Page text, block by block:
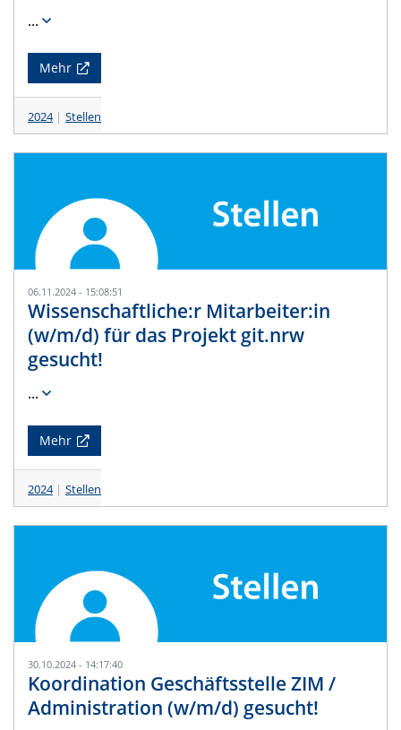
...
Mehr
2024 Stellen
06.11.2024 - 15:08:51
Wissenschaftliche:r Mitarbeiter:in
(w/m/d) für das Projekt git.nrw
gesucht!
...
Mehr
2024 Stellen
30.10.2024 - 14:17:40
Koordination Geschäftsstelle ZIM /
Administration (w/m/d) gesucht!